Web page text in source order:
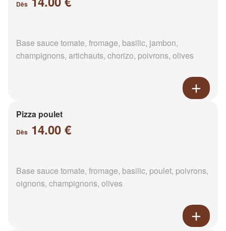
Dès
Base sauce tomate, fromage, basilic, jambon,
champignons, artichauts, chorizo, poivrons, olives
Pizza poulet
Dès 14.00 €
Base sauce tomate, fromage, basilic, poulet, poivrons,
oignons, champignons, olives